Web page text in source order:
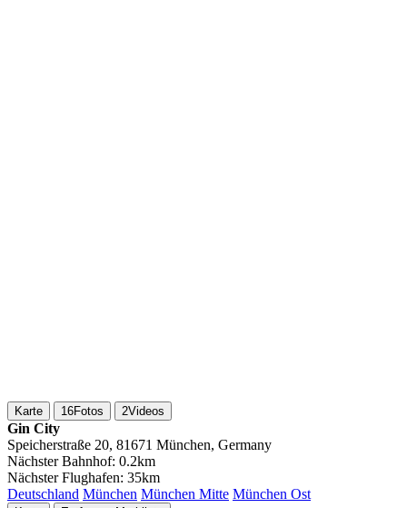
Karte 16Fotos 2Videos
Gin City
Speicherstraße 20, 81671 München, Germany
Nächster Bahnhof: 0.2km
Nächster Flughafen: 35km
Deutschland München München Mitte München Ost